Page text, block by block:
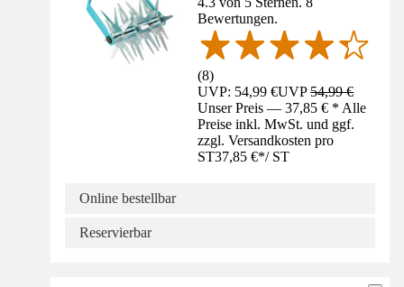
Bewertungen.
(8)
UVP: 54,99 €UVP54,99 €
Unser Preis — 37,85 € * Alle
Preise inkl. MwSt. und ggf.
zzgl. Versandkosten pro
ST37,85 €*/ ST
Online bestellbar
Reservierbar